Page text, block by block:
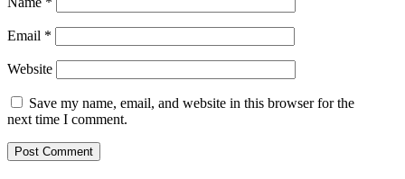
Email *
Website
Save my name, email, and website in this browser for the
next time I comment.